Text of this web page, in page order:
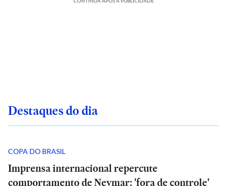
Destaques do dia
COPA DO BRASIL
Imprensa internacional repercute
comportamento de Neymar: 'fora de controle'